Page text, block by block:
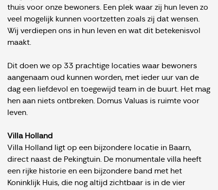
thuis voor onze bewoners. Een plek waar zij hun leven zo
veel mogelijk kunnen voortzetten zoals zij dat wensen.
Wij verdiepen ons in hun leven en wat dit betekenisvol
maakt.
Dit doen we op 33 prachtige locaties waar bewoners
aangenaam oud kunnen worden, met ieder uur van de
dag een liefdevol en toegewijd team in de buurt. Het mag
hen aan niets ontbreken. Domus Valuas is ruimte voor
leven.
Villa Holland
Villa Holland ligt op een bijzondere locatie in Baarn,
direct naast de Pekingtuin. De monumentale villa heeft
een rijke historie en een bijzondere band met het
Koninklijk Huis, die nog altijd zichtbaar is in de vier